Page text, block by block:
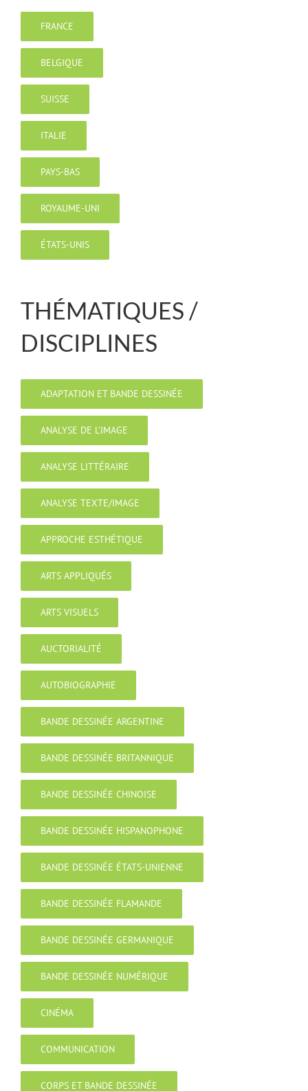
FRANCE
BELGIQUE
SUISSE
ITALIE
PAYS-BAS
ROYAUME-UNI
ÉTATS-UNIS
THÉMATIQUES /
DISCIPLINES
ADAPTATION ET BANDE DESSINÉE
ANALYSE DE L’IMAGE
ANALYSE LITTÉRAIRE
ANALYSE TEXTE/IMAGE
APPROCHE ESTHÉTIQUE
ARTS APPLIQUÉS
ARTS VISUELS
AUCTORIALITÉ
AUTOBIOGRAPHIE
BANDE DESSINÉE ARGENTINE
BANDE DESSINÉE BRITANNIQUE
BANDE DESSINÉE CHINOISE
BANDE DESSINÉE HISPANOPHONE
BANDE DESSINÉE ÉTATS-UNIENNE
BANDE DESSINÉE FLAMANDE
BANDE DESSINÉE GERMANIQUE
BANDE DESSINÉE NUMÉRIQUE
CINÉMA
COMMUNICATION
CORPS ET BANDE DESSINÉE